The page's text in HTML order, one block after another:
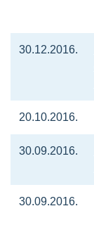
30.12.2016.
20.10.2016.
30.09.2016.
30.09.2016.